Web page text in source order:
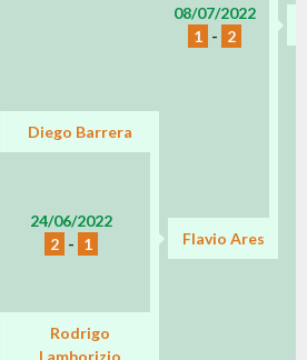
08/07/2022
1 - 2
Diego Barrera
24/06/2022
2 - 1 Flavio Ares
Rodrigo
Lamborizio